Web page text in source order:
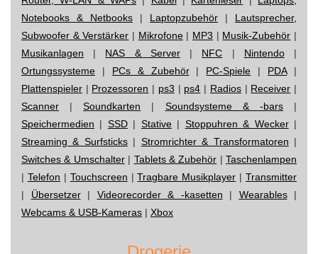
Notebooks & Netbooks | Laptopzubehör | Lautsprecher,
Subwoofer & Verstärker | Mikrofone| MP3 | Musik-Zubehör |
Musikanlagen | NAS & Server| NFC | Nintendo|
Ortungssysteme | PCs & Zubehör| PC-Spiele | PDA|
Plattenspieler | Prozessoren | ps3 | ps4 | Radios| Receiver |
Scanner |Soundkarten | Soundsysteme & -bars|
Speichermedien | SSD| Stative| Stoppuhren & Wecker|
Streaming & Surfsticks| Stromrichter & Transformatoren |
Switches & Umschalter| Tablets & Zubehör | Taschenlampen
| Telefon | Touchscreen |Tragbare Musikplayer | Transmitter
| Übersetzer| Videorecorder & -kasetten | Wearables|
Webcams & USB-Kameras | Xbox